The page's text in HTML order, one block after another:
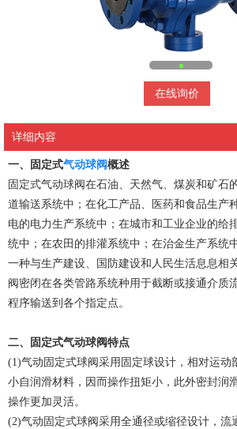
在线询价
详细内容
一、固定式气动球阀概述
固定式气动球阀在石油、天然气、煤炭和矿石
道输送系统中；在化工产品、医药和食品生产
电的电力生产系统中；在城市和工业企业的给
统中；在农田的排灌系统中；在治金生产系统
一种与生产建设、国防建设和人民生活息息相
阀密闭在各类管路系统种用于截断或接通介质
程序输送到各个指定点。
二、固定式气动球阀特点
(1)气动固定式球阀采用固定球设计，相对运动
小自润滑材料，因而操作扭矩小，此外密封润
操作更加灵活。
(2)气动固定式球阀采用全通径或缩径设计，流